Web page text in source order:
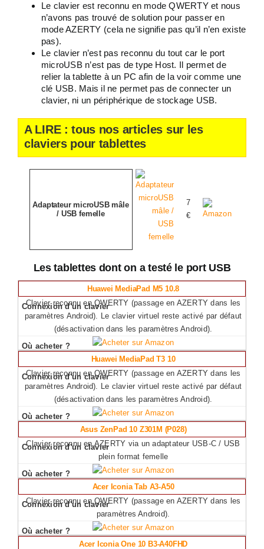
Le clavier est reconnu en mode QWERTY et nous
n’avons pas trouvé de solution pour passer en
mode AZERTY (cela ne signifie pas qu’il n’en existe
pas).
Le clavier n’est pas reconnu du tout car le port
microUSB n’est pas de type Host. Il permet de
relier la tablette à un PC afin de la voir comme une
clé USB. Mais il ne permet pas de connecter un
clavier, ni un périphérique de stockage USB.
A LIRE : tous nos articles sur les
claviers pour tablettes
Adaptateur microUSB mâle
/ USB femelle
7
€
Les tablettes dont on a testé le port USB
Huawei MediaPad M5 10.8
Clavier reconnu en QWERTY (passage en AZERTY dans les
paramètres Android). Le clavier virtuel reste activé par défaut
(désactivation dans les paramètres Android).
Huawei MediaPad T3 10
Clavier reconnu en QWERTY (passage en AZERTY dans les
paramètres Android). Le clavier virtuel reste activé par défaut
(désactivation dans les paramètres Android).
Asus ZenPad 10 Z301M (P028)
Clavier reconnu en AZERTY via un adaptateur USB-C / USB
plein format femelle
Acer Iconia Tab A3-A50
Clavier reconnu en QWERTY (passage en AZERTY dans les
paramètres Android).
Acer Iconia One 10 B3-A40FHD